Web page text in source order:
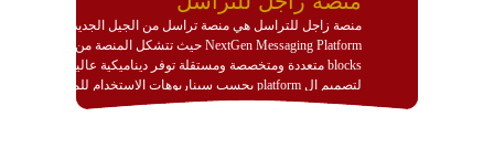
منصة زاجل للتراسل هي منصة تراسل من الجيل الجديد
NextGen Messaging Platform حيث تتشكل المنصة من
blocks متعددة ومتخصصة ومستقلة توفر ديناميكية عالية
لتصميم ال platform بحسب سيناريوهات الاستخدام للمنصة
وتتوافق مع النشر والاستثمار ضمن بيئة استضافة dedicated